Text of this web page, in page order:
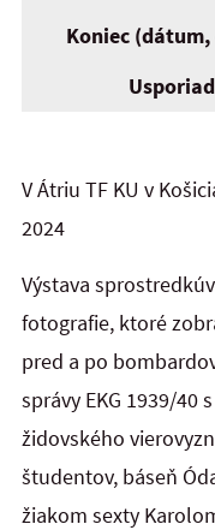
Koniec (dátum,
V Átriu TF KU v
2024
Výstava
fotografie, ktoré
pred a po
správy EKG 1939/
židovského
študentov, báseň
žiakom sexty